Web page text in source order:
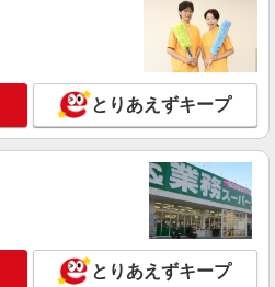
！デイサービスでリハビリ補助など
円〜2187円 ＜日払い有/週払い有/交
ガソリン代含む)＞
＊最寄り駅：豊岡
詳細を見る
広い世代が活動中！サ高住のサポー
とりあえずキープ
とりあえずキープ